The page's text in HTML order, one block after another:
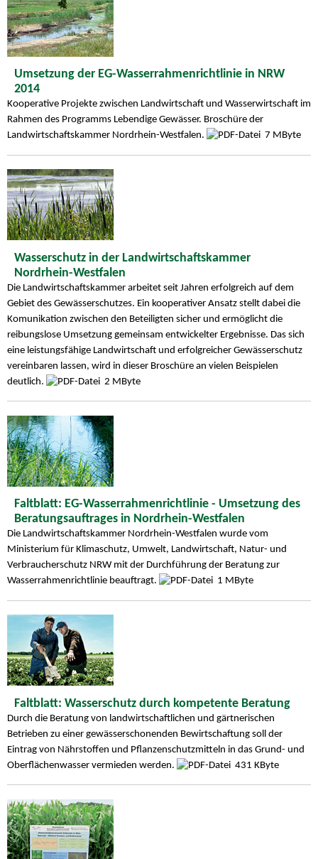
Umsetzung der EG-Wasserrahmenrichtlinie in NRW
2014
Kooperative Projekte zwischen Landwirtschaft und Wasserwirtschaft im
Rahmen des Programms Lebendige Gewässer. Broschüre der
Landwirtschaftskammer Nordrhein-Westfalen.
7 MByte
Wasserschutz in der Landwirtschaftskammer
Nordrhein-Westfalen
Die Landwirtschaftskammer arbeitet seit Jahren erfolgreich auf dem
Gebiet des Gewässerschutzes. Ein kooperativer Ansatz stellt dabei die
Komunikation zwischen den Beteiligten sicher und ermöglicht die
reibungslose Umsetzung gemeinsam entwickelter Ergebnisse. Das sich
eine leistungsfähige Landwirtschaft und erfolgreicher Gewässerschutz
vereinbaren lassen, wird in dieser Broschüre an vielen Beispielen
deutlich.
2 MByte
Faltblatt: EG-Wasserrahmenrichtlinie - Umsetzung des
Beratungsauftrages in Nordrhein-Westfalen
Die Landwirtschaftskammer Nordrhein-Westfalen wurde vom
Ministerium für Klimaschutz, Umwelt, Landwirtschaft, Natur- und
Verbraucherschutz NRW mit der Durchführung der Beratung zur
Wasserrahmenrichtlinie beauftragt.
1 MByte
Faltblatt: Wasserschutz durch kompetente Beratung
Durch die Beratung von landwirtschaftlichen und gärtnerischen
Betrieben zu einer gewässerschonenden Bewirtschaftung soll der
Eintrag von Nährstoffen und Pflanzenschutzmitteln in das Grund- und
Oberflächenwasser vermieden werden.
431 KByte